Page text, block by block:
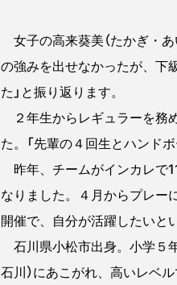
女子の高来葵美（たかぎ・
の強みを出せなかったが、下
た」と振り返ります。
２年生からレギュラーを務
た。「先輩の４回生とハンド
昨年、チームがインカレで
なりました。４月からプレー
開催で、自分が活躍したいと
石川県小松市出身。小学５
石川）にあこがれ、高いレベ